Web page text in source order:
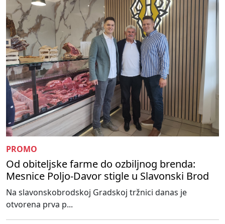
PROMO
Od obiteljske farme do ozbiljnog brenda:
Mesnice Poljo-Davor stigle u Slavonski Brod
Na slavonskobrodskoj Gradskoj tržnici danas je
otvorena prva p...